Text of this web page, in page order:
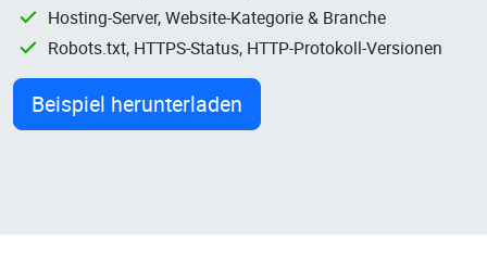
Hosting-Server, Website-Kategorie & Branche
Robots.txt, HTTPS-Status, HTTP-Protokoll-Versionen
Beispiel herunterladen